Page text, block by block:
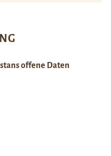
offene Daten